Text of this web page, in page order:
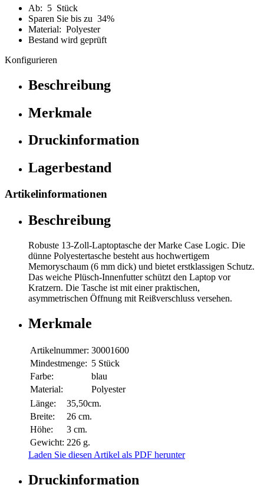
Ab: 5 Stück
Sparen Sie bis zu 34%
Material: Polyester
Bestand wird geprüft
Konfigurieren
Beschreibung
Merkmale
Druckinformation
Lagerbestand
Artikelinformationen
Beschreibung
Robuste 13-Zoll-Laptoptasche der Marke Case Logic. Die
dünne Polyestertasche besteht aus hochwertigem
Memoryschaum (6 mm dick) und bietet erstklassigen Schutz.
Das weiche Plüsch-Innenfutter schützt den Laptop vor
Kratzern. Die Tasche ist mit einer praktischen,
asymmetrischen Öffnung mit Reißverschluss versehen.
Merkmale
Artikelnummer: 30001600
Mindestmenge: 5 Stück
Farbe:
blau
Material:
Polyester
Länge:
35,50cm.
Breite:
26 cm.
Höhe:
3 cm.
Gewicht: 226 g.
Laden Sie diesen Artikel als PDF herunter
Druckinformation